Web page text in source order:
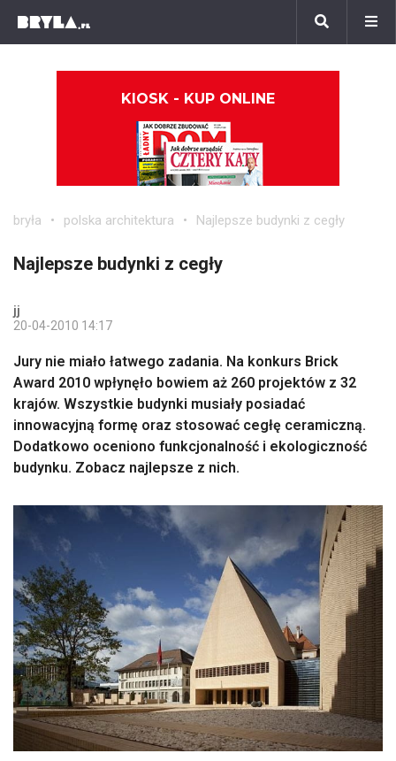
KIOSK - KUP ONLINE
bryła polska architektura Najlepsze budynki z cegły
Najlepsze budynki z cegły
jj
20-04-2010 14:17
Jury nie miało łatwego zadania. Na konkurs Brick
Award 2010 wpłynęło bowiem aż 260 projektów z 32
krajów. Wszystkie budynki musiały posiadać
innowacyjną formę oraz stosować cegłę ceramiczną.
Dodatkowo oceniono funkcjonalność i ekologiczność
budynku. Zobacz najlepsze z nich.